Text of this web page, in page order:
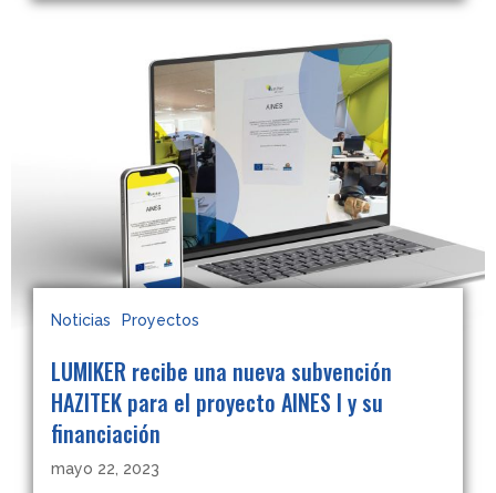
Noticias Proyectos
LUMIKER recibe una nueva subvención
HAZITEK para el proyecto AINES I y su
financiación
mayo 22, 2023